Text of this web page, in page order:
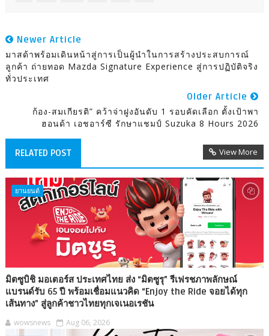
Newer Article
มาสด้าพร้อมเดินหน้าสู่การเป็นผู้นำในการสร้างประสบการณ์
ลูกค้า ถ่ายทอด Mazda Signature Experience สู่การปฏิบัติจริง
ทั่วประเทศ
Older Article
ก้อง-สมเกียรติ” คว้าจ่าฝูงอันดับ 1 รอบคัดเลือก ตั้งเป้าพา
ฮอนด้า เอชอาร์ซี รักษาแชมป์ Suzuka 8 Hours 2026
RELATED POST View More
ยานยนต์
มิตซูบิชิ มอเตอร์ส ประเทศไทย ส่ง “มิตซูรุ” รีเฟรชภาพลักษณ์
แบรนด์รับ 65 ปี พร้อมเชื่อมแนวคิด “Enjoy the Ride จอยได้ทุก
เส้นทาง” สู่ลูกค้าชาวไทยทุกเจเนอเรชัน
wowsnews Aug 06, 2026